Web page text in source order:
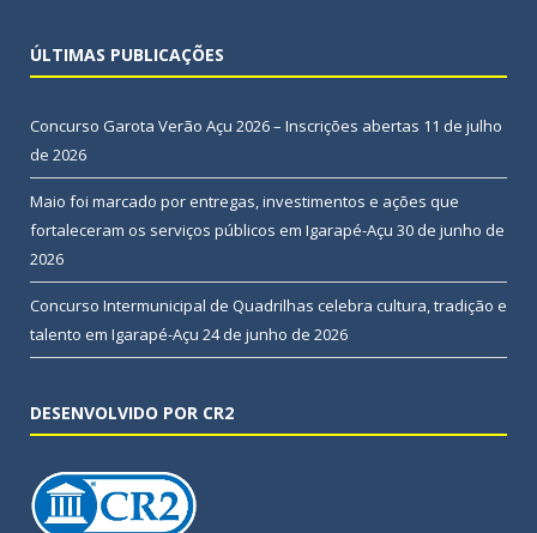
ÚLTIMAS PUBLICAÇÕES
Concurso Garota Verão Açu 2026 – Inscrições abertas 11 de julho
de 2026
Maio foi marcado por entregas, investimentos e ações que
fortaleceram os serviços públicos em Igarapé-Açu 30 de junho de
2026
Concurso Intermunicipal de Quadrilhas celebra cultura, tradição e
talento em Igarapé-Açu 24 de junho de 2026
DESENVOLVIDO POR CR2